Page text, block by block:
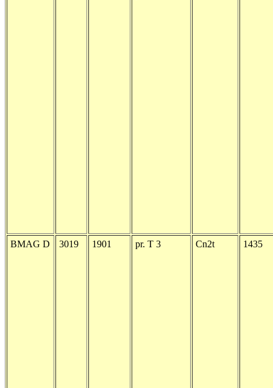
BMAG D 3019 1901 pr. T 3 Cn2t 1435